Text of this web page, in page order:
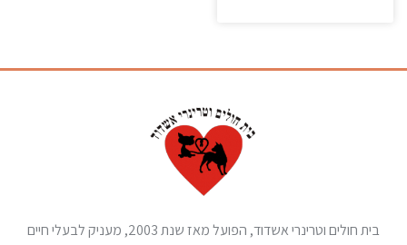
בית חולים וטרינרי אשדוד, הפועל מאז שנת 2003, מעניק לבעלי חיים